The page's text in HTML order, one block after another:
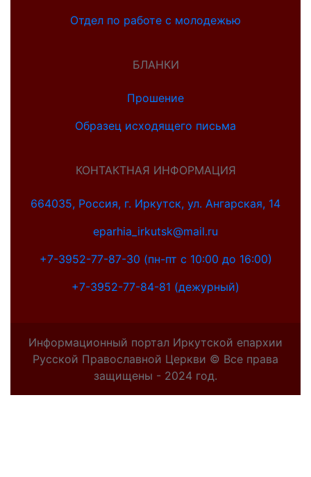
Отдел по работе с молодежью
БЛАНКИ
Прошение
Образец исходящего письма
КОНТАКТНАЯ ИНФОРМАЦИЯ
664035, Россия, г. Иркутск, ул. Ангарская, 14
eparhia_irkutsk@mail.ru
+7-3952-77-87-30 (пн-пт с 10:00 до 16:00)
+7-3952-77-84-81 (дежурный)
Информационный портал Иркутской епархии
Русской Православной Церкви © Все права
защищены - 2024 год.